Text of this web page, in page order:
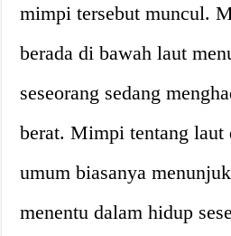
mimpi tersebut muncul.
berada di bawah laut
seseorang sedang
berat. Mimpi tentang laut
umum biasanya
menentu dalam hidup